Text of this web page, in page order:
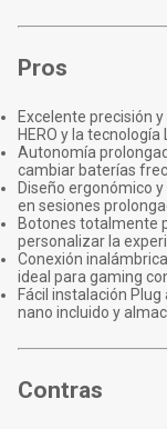
Pros
Excelente precisión
HERO y la tecnología
Autonomía
cambiar baterías
Diseño ergonómico
en sesiones
Botones totalmente
personalizar la
Conexión
ideal para gaming
Fácil instalación
nano incluido y
Contras